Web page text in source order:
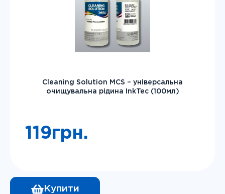
Cleaning Solution MCS – універсальна
очищувальна рідина InkTec (100мл)
119грн.
Купити